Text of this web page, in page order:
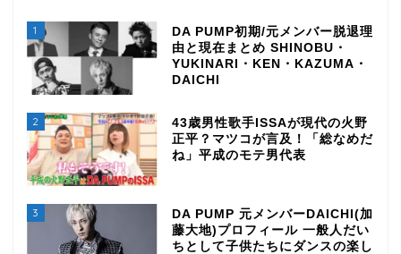
1
DA PUMP初期/元メンバー脱退理
由と現在まとめ SHINOBU・
YUKINARI・KEN・KAZUMA・
DAICHI
2
43歳男性歌手ISSAが現代の火野
正平？マツコが言及！「総なめだ
ね」平成のモテ男代表
3
DA PUMP 元メンバーDAICHI(加
藤大地)プロフィール 一般人だい
ちとして子供たちにダンスの楽し